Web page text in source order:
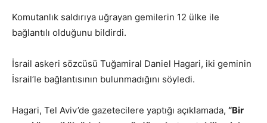
Komutanlık saldırıya uğrayan gemilerin 12 ülke ile
bağlantılı olduğunu bildirdi.
İsrail askeri sözcüsü Tuğamiral Daniel Hagari, iki geminin
İsrail’le bağlantısının bulunmadığını söyledi.
Hagari, Tel Aviv’de gazetecilere yaptığı açıklamada, “Bir